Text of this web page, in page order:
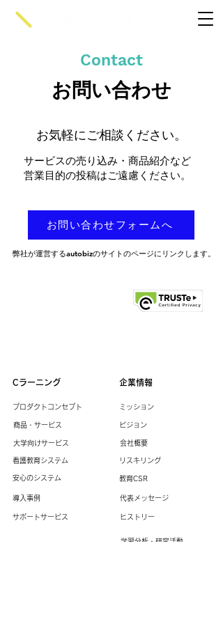
Contact
​お問い合わせ
お気軽にご相談ください。
サービスの売り込み・商品紹介など
営業目的の投稿はご遠慮ください。
お問い合わせフォームへ
弊社が運営するautobizのサイトのページにリンクします。
Cラーニング
プロダクトコンセプト
商品・サービス
大学向けサービス
看護教育システム
安心のシステム
導入事例
サポートサービス
企業情報
ミッション
ビジョン
​会社概要
​リスキ リング
教育CSR
代表メッセージ
ヒストリー
学習分析・研究活動